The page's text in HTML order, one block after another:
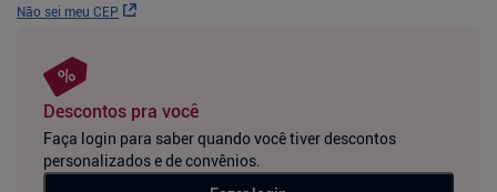
Não sei meu CEP
Descontos pra você
Faça login para saber quando você tiver descontos
personalizados e de convênios.